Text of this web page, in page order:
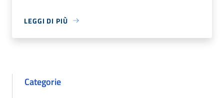
LEGGI DI PIÙ
Categorie